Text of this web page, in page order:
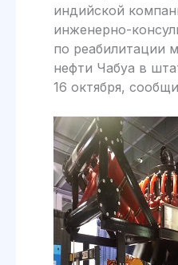
индийской
инженерно-
по реабилитации
нефти Чабуа в
16 октября,